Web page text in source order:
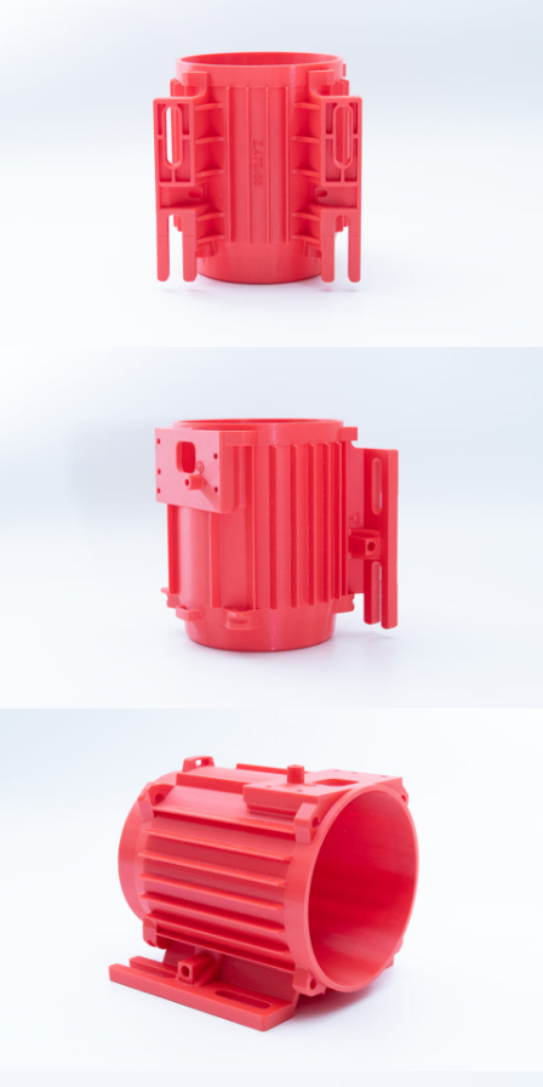
簡介
產品
作品